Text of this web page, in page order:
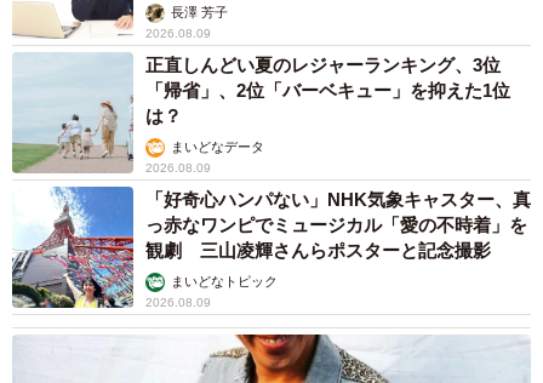
アカウンセラーが解説】
長澤 芳子
2026.08.09
正直しんどい夏のレジャーランキング、3位
「帰省」、2位「バーベキュー」を抑えた1位
は？
まいどなデータ
2026.08.09
「好奇心ハンパない」NHK気象キャスター、真
っ赤なワンピでミュージカル「愛の不時着」を
観劇 三山凌輝さんらポスターと記念撮影
まいどなトピック
2026.08.09